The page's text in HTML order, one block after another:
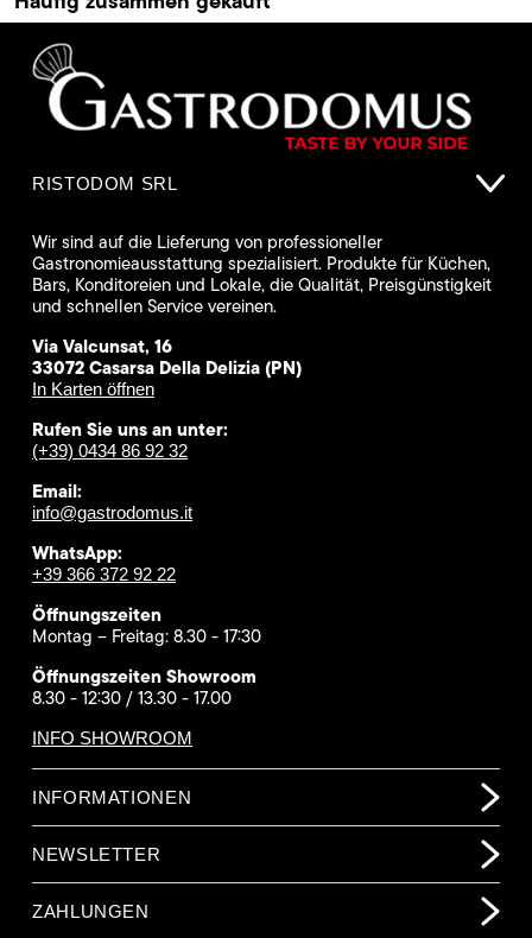
RISTODOM SRL
Wir sind auf die Lieferung von professioneller
Gastronomieausstattung spezialisiert. Produkte für Küchen,
Bars, Konditoreien und Lokale, die Qualität, Preisgünstigkeit
und schnellen Service vereinen.
Via Valcunsat, 16
33072 Casarsa Della Delizia (PN)
In Karten öffnen
Rufen Sie uns an unter:
(+39) 0434 86 92 32
Email:
info@gastrodomus.it
WhatsApp:
+39 366 372 92 22
Öffnungszeiten
Montag – Freitag: 8.30 - 17:30
Öffnungszeiten Showroom
8.30 - 12:30 / 13.30 - 17.00
INFO SHOWROOM
INFORMATIONEN
NEWSLETTER
ZAHLUNGEN